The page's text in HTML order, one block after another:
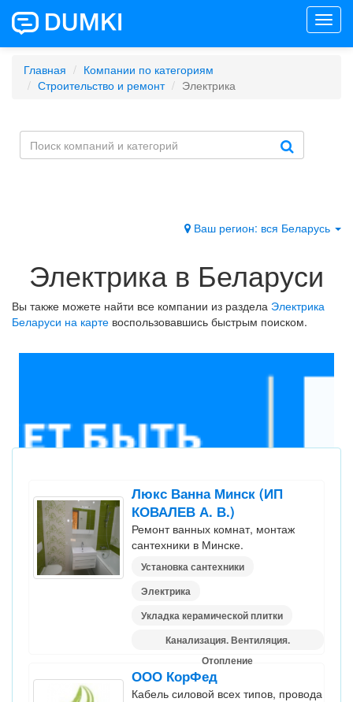
Главная
Компании по категориям
Строительство и ремонт
Электрика
Ваш регион: вся Беларусь
Электрика в Беларуси
Вы также можете найти все компании из раздела Электрика
Беларуси на карте воспользовавшись быстрым поиском.
Люкс Ванна Минск (ИП
КОВАЛЕВ А. В.)
Ремонт ванных комнат, монтаж
сантехники в Минске.
Установка сантехники
Электрика
Укладка керамической плитки
Канализация. Вентиляция.
Отопление
ООО КорФед
Кабель силовой всех типов, провода